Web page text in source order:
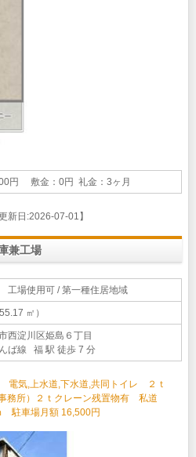
円 敷金：0円 礼金：3ヶ月
更新日:2026-07-01】
兼工場
場使用可 / 第一種住居地域
㎡）
西淀川区姫島６丁目
ば線 福 駅 徒歩 7 分
気,上水道,下水道,共同トイレ ２ｔ
務所）２ｔクレーン残置物有 私道
駐車場月額 16,500円